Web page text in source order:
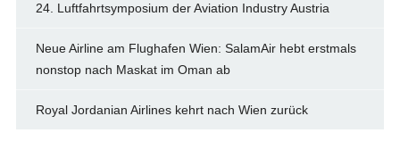
24. Luftfahrtsymposium der Aviation Industry Austria
Neue Airline am Flughafen Wien: SalamAir hebt erstmals
nonstop nach Maskat im Oman ab
Royal Jordanian Airlines kehrt nach Wien zurück